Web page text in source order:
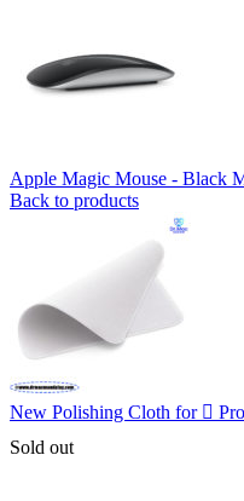
Apple Magic Mouse - Black
Back to products
New Polishing Cloth for 
Sold out